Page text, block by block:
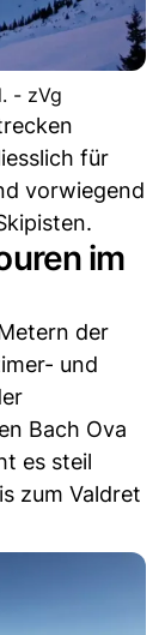
- zVg
für
vorwiegend
im
der
und
Bach Ova
es steil
zum Valdret